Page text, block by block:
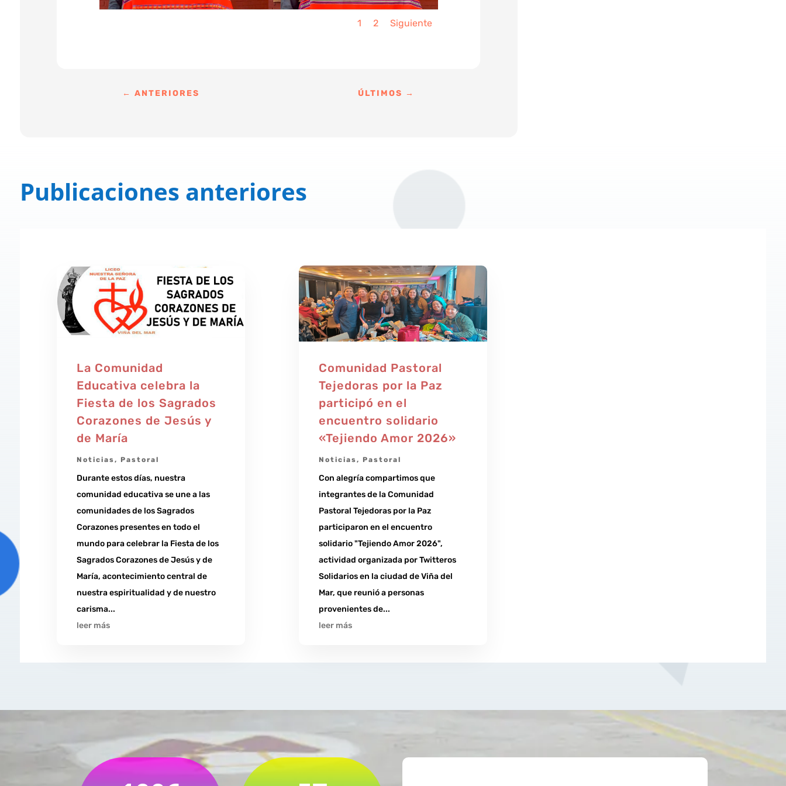
1 2 Siguiente
←ANTERIORES ÚLTIMOS →
Publicaciones anteriores
La Comunidad
Educativa celebra la
Fiesta de los Sagrados
Corazones de Jesús y
de María
Noticias, Pastoral
Durante estos días, nuestra
comunidad educativa se une a las
comunidades de los Sagrados
Corazones presentes en todo el
mundo para celebrar la Fiesta de los
Sagrados Corazones de Jesús y de
María, acontecimiento central de
nuestra espiritualidad y de nuestro
carisma...
leer más
Comunidad Pastoral
Tejedoras por la Paz
participó en el
encuentro solidario
«Tejiendo Amor 2026»
Noticias, Pastoral
Con alegría compartimos que
integrantes de la Comunidad
Pastoral Tejedoras por la Paz
participaron en el encuentro
solidario "Tejiendo Amor 2026",
actividad organizada por Twitteros
Solidarios en la ciudad de Viña del
Mar, que reunió a personas
provenientes de...
leer más